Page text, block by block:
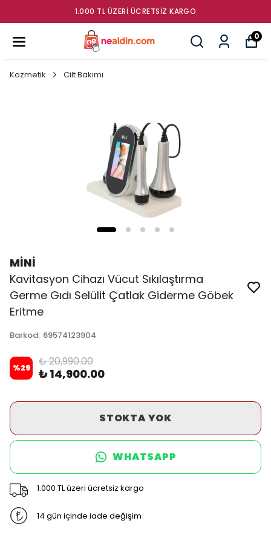
GÜMRÜK ÜRÜNLERI SATIŞ
0
Kozmetik Cilt Bakımı
MİNİ
Kavitasyon Cihazı Vücut Sıkılaştırma
Germe Gıdı Selülit Çatlak Giderme Göbek
Eritme
Barkod: 69574123904
%29 ₺ 20,990.00
₺ 14,900.00
STOKTA YOK
WHATSAPP
1.000 TL üzeri ücretsiz kargo
14 gün içinde iade değişim